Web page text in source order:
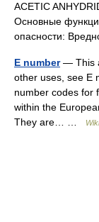
ACETIC
Основные
опасности:
E number— This
other uses, see E
number codes for
within the
They are… …